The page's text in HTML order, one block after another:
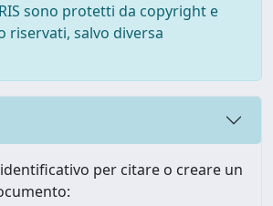
sono protetti da copyright e
salvo diversa
per citare o creare un